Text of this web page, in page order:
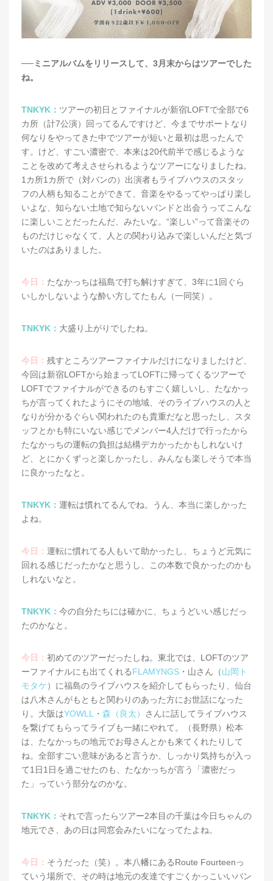
──ミニアルバムをリリースして、3月末からはツアーでした
ね。
TNKYK： ツアーの初日とファイナルが新宿LOFTで全部で6
カ所（計7公演）回ってるんですけど、今までサポートなり
何なりをやってきた中でツアーが短いと最初は思ったんで
す。けど、すごい濃密で、本来は20代前半で感じるような
ことを改めて考えさせられるようなツアーになりましたね。
1カ所1カ所で（対バンの）出演者もライブハウスのスタッ
フの人柄も知ることができて、音楽をやるってやっぱり楽し
いよな、知らない土地で知らないバンドと出会うってこんな
に楽しいことだったんだ、みたいな。“楽しい”って音楽その
ものだけじゃなくて、人との関わり込みで楽しいんだと気づ
いたのはありました。
今日： たなかっちは福島で打ち解けすぎて、3年に1回ぐら
いしかしないような酔い方してたもん（一同笑）。
TNKYK： 大盛り上がりでしたね。
今日： 残すところツアーファイナルだけになりましたけど、
今回は新宿LOFTから始まってLOFTに帰ってくるツアーで
LOFTでファイナルができるのもすごく嬉しいし、たなかっ
ちが言ってくれたようにその地域、そのライブハウスの人と
なりが分かるぐらい関われたのも貴重だなと思ったし、スタ
ッフとかも特にいない感じでメンバー4人だけで行ったから
たなかっちの運転の負担は結構デカかったかもしれないけ
ど、とにかくずっと楽しかったし、みんなも楽しそうで本当
に良かったなと。
TNKYK： 運転は慣れてるんでね。うん、本当に楽しかった
よね。
今日： 運転に慣れてる人もいて助かったし、ちょうど元気に
回れる感じだったかなと思うし、この本数で良かったのかも
しれないなと。
TNKYK： 今の自分たちには確かに、ちょうどいい感じだっ
たのかなと。
今日： 初めてのツアーだったしね。東北では、LOFTのツア
ーファイナルにも出てくれるFLAMYNGS ・山さん（山岡ト
モタケ）に福島のライブハウスを紹介してもらったり、仙台
は八木さんがもともと関わりのあった方にお世話になった
り。大阪はYOWLL ・ 森（良太）
さんに話してライブハウス
を繋げてもらってライブも一緒にやれて。（長野県）松本
は、たなかっちの地元でお母さんとかも来てくれたりして
ね。全部すごい意味があると言うか、しっかり気持ちが入っ
て1日1日を過ごせたのも、たなかっちが言う「濃密だっ
た」っていう部分なのかな。
TNKYK： それで言ったらツアー2本目の千葉は今日ちゃんの
地元でさ、あの日は同窓会みたいになってたよね。
今日： そうだった（笑）。本八幡にあるRoute Fourteenっ
ていう場所で、その時は地元の友達ですごくかっこいいバン